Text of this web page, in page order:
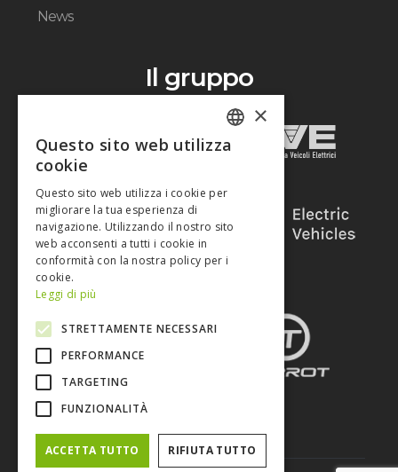
News
Il gruppo
ITALIAN
×
Questo sito web utilizza
cookie
Questo sito web utilizza i cookie per
migliorare la tua esperienza di
navigazione. Utilizzando il nostro sito
web acconsenti a tutti i cookie in
conformità con la nostra policy per i
cookie.
Leggi di più
STRETTAMENTE NECESSARI
PERFORMANCE
TARGETING
FUNZIONALITÀ
ACCETTA TUTTO RIFIUTA TUTTO